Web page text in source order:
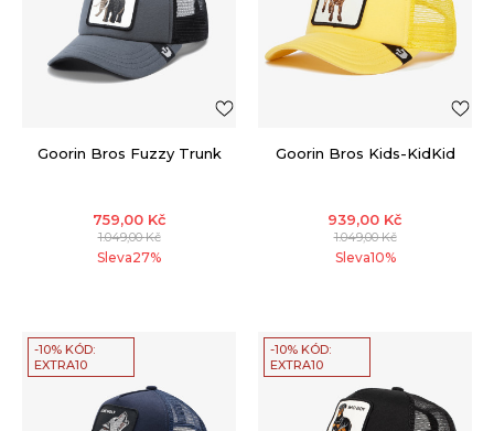
Goorin Bros Fuzzy Trunk
759,00 Kč
1.049,00Kč
Sleva27%
Goorin Bros Kids-KidKid
939,00 Kč
1.049,00Kč
Sleva10%
-10% KÓD:
EXTRA10
-10% KÓD:
EXTRA10